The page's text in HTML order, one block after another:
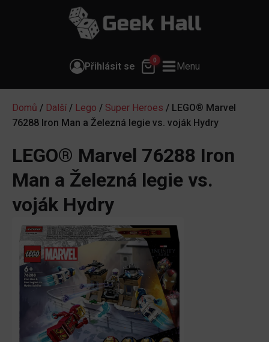
Přihlásit se
0
Menu
Domů / Další / Lego / Super Heroes / LEGO® Marvel
76288 Iron Man a Železná legie vs. voják Hydry
LEGO® Marvel 76288 Iron
Man a Železná legie vs.
voják Hydry